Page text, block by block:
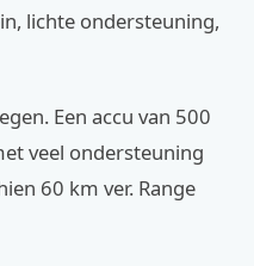
lichte ondersteuning,
Een accu van 500
veel ondersteuning
60 km ver. Range